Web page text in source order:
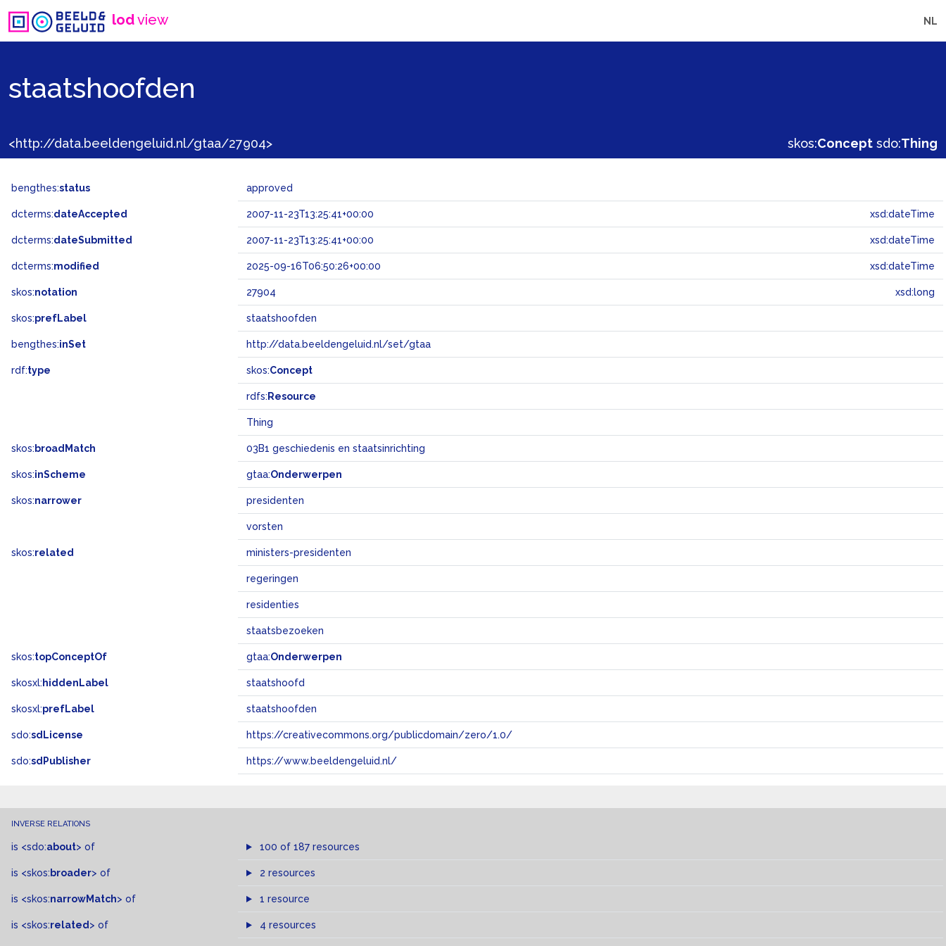
lodview NL
staatshoofden
<http://data.beeldengeluid.nl/gtaa/27904> skos:Concept sdo:Thing
bengthes:status approved
dcterms:dateAccepted 2007-11-23T13:25:41+00:00 xsd:dateTime
dcterms:dateSubmitted 2007-11-23T13:25:41+00:00 xsd:dateTime
dcterms:modified 2025-09-16T06:50:26+00:00 xsd:dateTime
skos:notation 27904 xsd:long
skos:prefLabel staatshoofden
bengthes:inSet http://data.beeldengeluid.nl/set/gtaa
rdf:type skos:Concept
rdfs: Resource
Thing
skos: broadMatch 03B1 geschiedenis en staatsinrichting
skos:inScheme gtaa:Onderwerpen
skos:narrower presidenten
vorsten
skos:related ministers-presidenten
regeringen
residenties
staatsbezoeken
skos:topConceptOf gtaa:Onderwerpen
skosxl: hiddenLabel staatshoofd
skosxl:prefLabel staatshoofden
sdo:sdLicense https://creativecommons.org/publicdomain/zero/1.0/
sdo:sdPublisher https://www.beeldengeluid.nl/
INVERSE RELATIONS
is <sdo:about> of 100 of 187 resources
is <skos: broader> of 2 resources
is <skos:narrowMatch> of 1 resource
is <skos:related > of 4 resources